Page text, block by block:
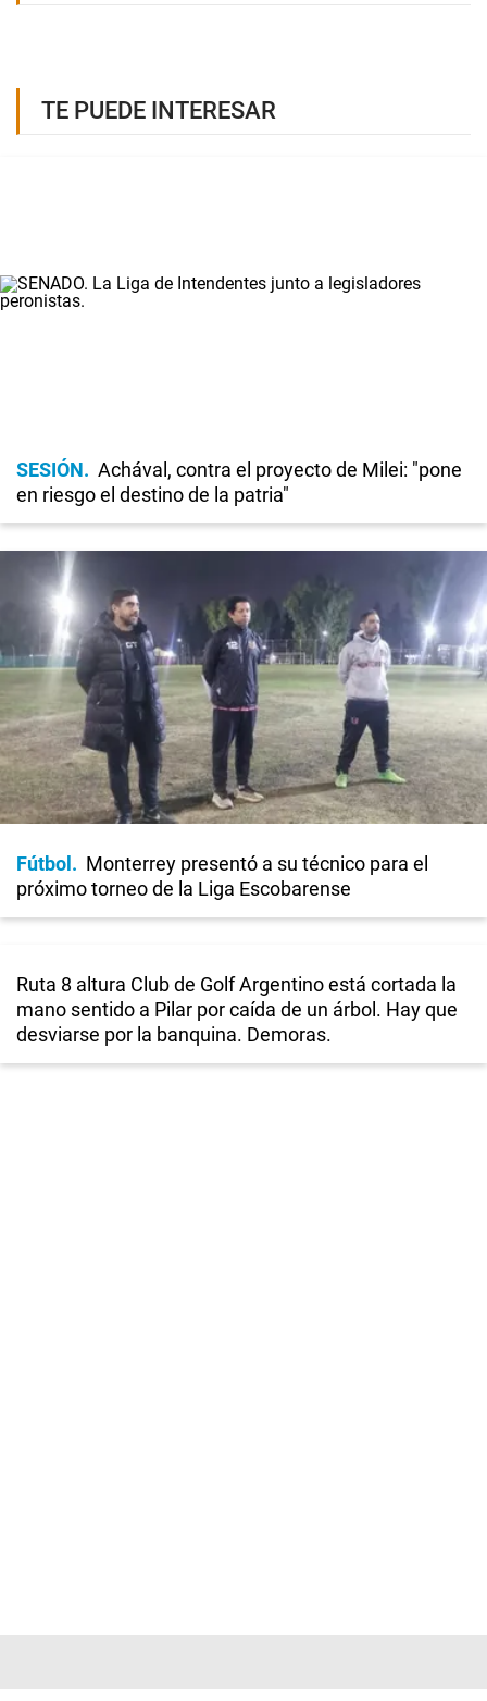
TE PUEDE INTERESAR
SESIÓN
Achával, contra el proyecto de Milei: "pone
en riesgo el destino de la patria"
Fútbol
Monterrey presentó a su técnico para el
próximo torneo de la Liga Escobarense
Ruta 8 altura Club de Golf Argentino está cortada la
mano sentido a Pilar por caída de un árbol. Hay que
desviarse por la banquina. Demoras.